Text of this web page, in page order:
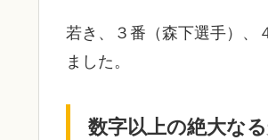
若き、３番（森下選手）、
ました。
数字以上の絶大な